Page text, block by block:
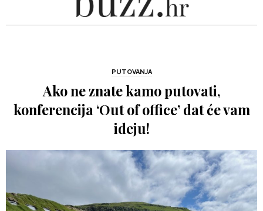
PUTOVANJA
Ako ne znate kamo putovati,
konferencija ‘Out of office’ dat će vam
ideju!